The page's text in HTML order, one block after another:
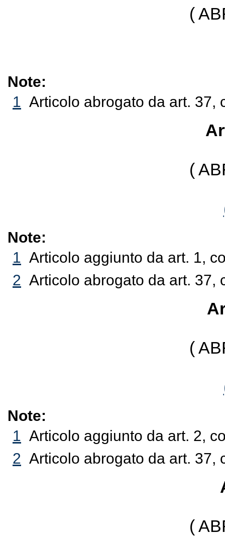
(
Note:
1 Articolo abrogato da art. 37,
(
Note:
1 Articolo aggiunto da art. 1,
2 Articolo abrogato da art. 37,
(
Note:
1 Articolo aggiunto da art. 2,
2 Articolo abrogato da art. 37,
(